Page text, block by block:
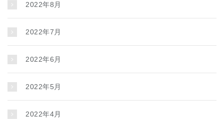
2022年8月
2022年7月
2022年6月
2022年5月
2022年4月